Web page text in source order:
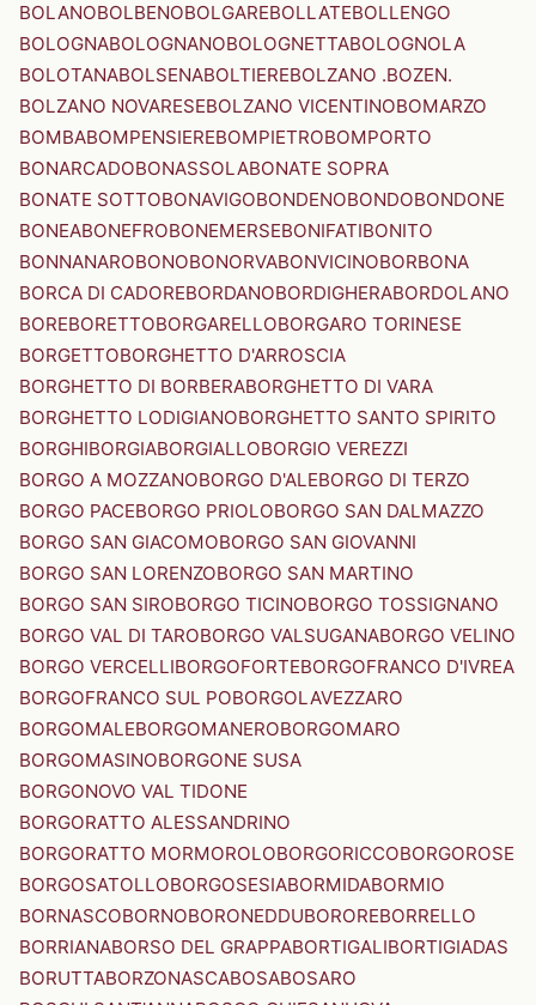
BOLANOBOLBENOBOLGAREBOLLATEBOLLENGO
BOLOGNABOLOGNANOBOLOGNETTABOLOGNOLA
BOLOTANABOLSENABOLTIEREBOLZANO .BOZEN.
BOLZANO NOVARESEBOLZANO VICENTINOBOMARZO
BOMBABOMPENSIEREBOMPIETROBOMPORTO
BONARCADOBONASSOLABONATE SOPRA
BONATE SOTTOBONAVIGOBONDENOBONDOBONDONE
BONEABONEFROBONEMERSEBONIFATIBONITO
BONNANAROBONOBONORVABONVICINOBORBONA
BORCA DI CADOREBORDANOBORDIGHERABORDOLANO
BOREBORETTOBORGARELLOBORGARO TORINESE
BORGETTOBORGHETTO D'ARROSCIA
BORGHETTO DI BORBERABORGHETTO DI VARA
BORGHETTO LODIGIANOBORGHETTO SANTO SPIRITO
BORGHIBORGIABORGIALLOBORGIO VEREZZI
BORGO A MOZZANOBORGO D'ALEBORGO DI TERZO
BORGO PACEBORGO PRIOLOBORGO SAN DALMAZZO
BORGO SAN GIACOMOBORGO SAN GIOVANNI
BORGO SAN LORENZOBORGO SAN MARTINO
BORGO SAN SIROBORGO TICINOBORGO TOSSIGNANO
BORGO VAL DI TAROBORGO VALSUGANABORGO VELINO
BORGO VERCELLIBORGOFORTEBORGOFRANCO D'IVREA
BORGOFRANCO SUL POBORGOLAVEZZARO
BORGOMALEBORGOMANEROBORGOMARO
BORGOMASINOBORGONE SUSA
BORGONOVO VAL TIDONE
BORGORATTO ALESSANDRINO
BORGORATTO MORMOROLOBORGORICCOBORGOROSE
BORGOSATOLLOBORGOSESIABORMIDABORMIO
BORNASCOBORNOBORONEDDUBOROREBORRELLO
BORRIANABORSO DEL GRAPPABORTIGALIBORTIGIADAS
BORUTTABORZONASCABOSABOSARO